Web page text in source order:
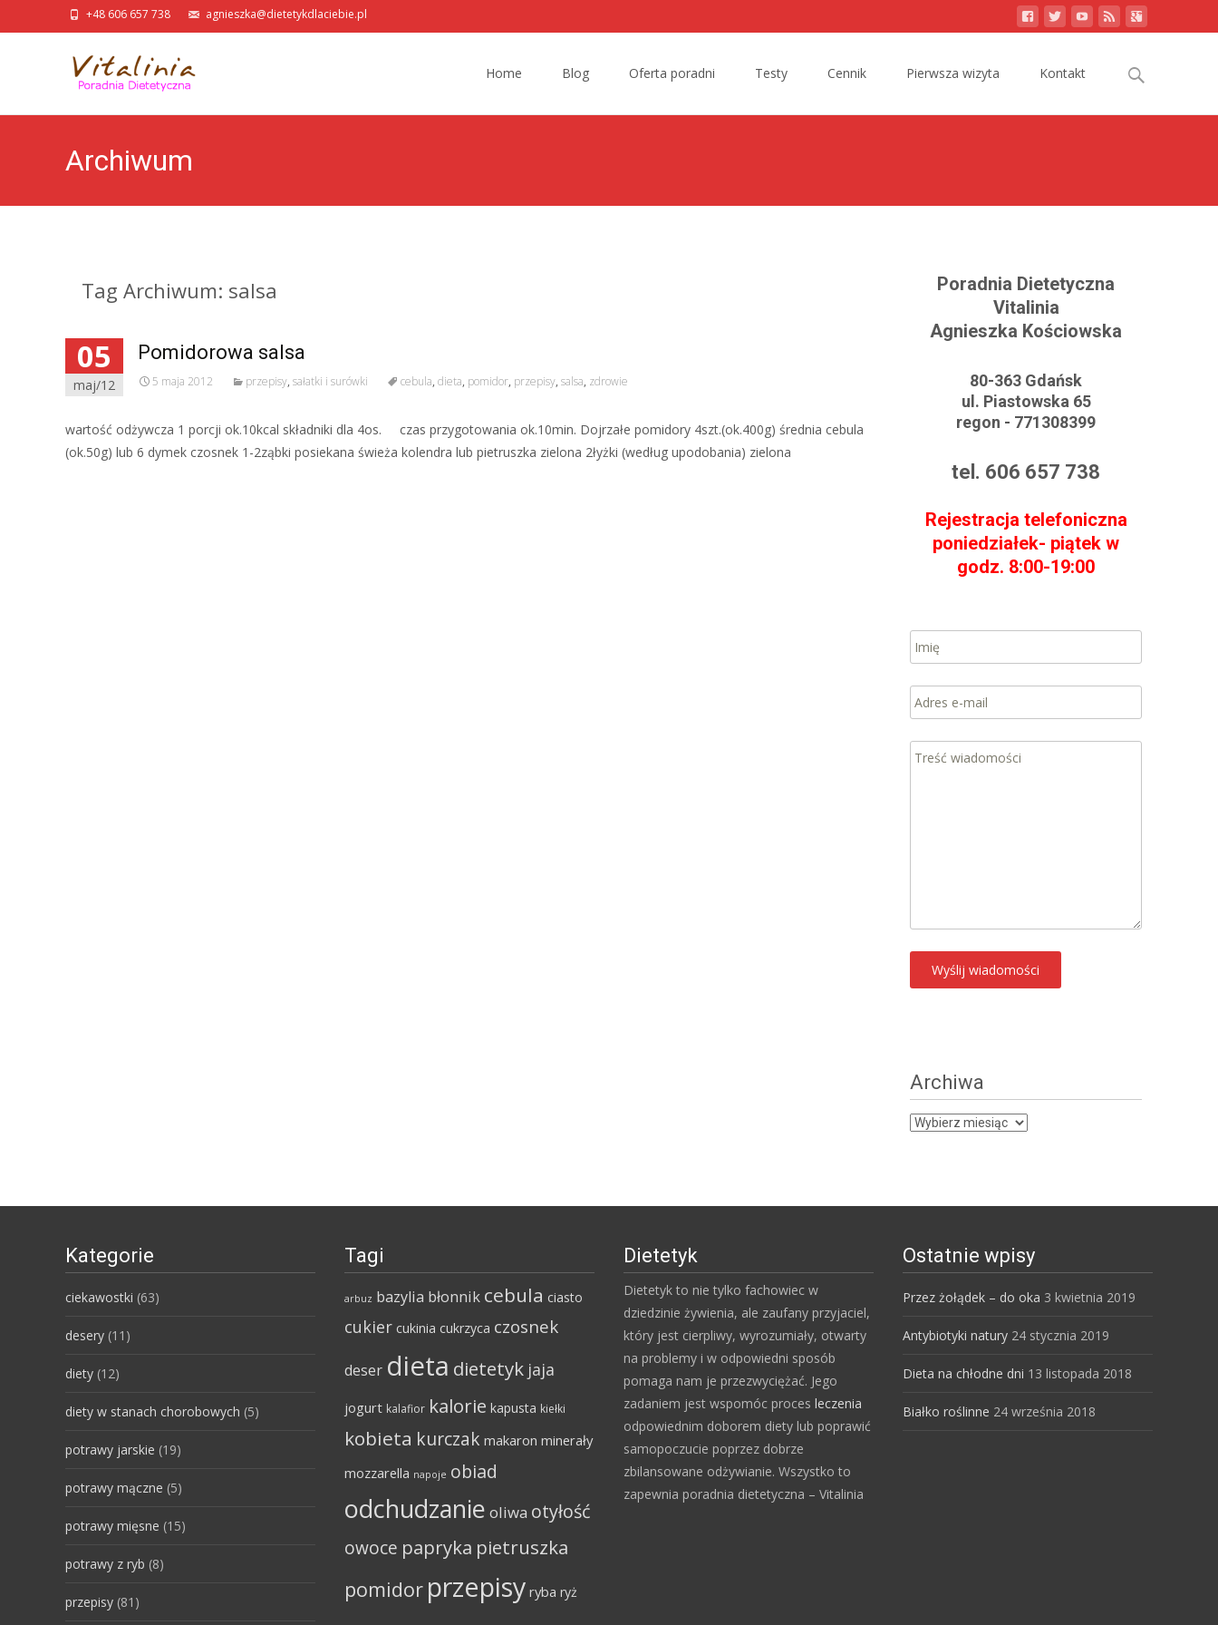
+48 606 657 738 agnieszka@dietetykdlaciebie.pl
Home
Blog Oferta poradni Testy Cennik Pierwsza wizyta Kontakt
Search
Archiwum
Tag Archiwum: salsa
05
maj/12
Pomidorowa salsa
5 maja 2012 przepisy, sałatki i surówki cebula, dieta, pomidor, przepisy, salsa, zdrowie
wartość odżywcza 1 porcji ok.10kcal składniki dla 4os. czas przygotowania ok.10min. Dojrzałe pomidory 4szt.(ok.400g) średnia cebula
(ok.50g) lub 6 dymek czosnek 1-2ząbki posiekana świeża kolendra lub pietruszka zielona 2łyżki (według upodobania) zielona
Poradnia Dietetyczna
Vitalinia
Agnieszka Kościowska
80-363 Gdańsk
ul. Piastowska 65
regon - 771308399
tel. 606 657 738
Rejestracja telefoniczna
poniedziałek- piątek w
godz. 8:00-19:00
Archiwa
Archiwa
Kategorie
ciekawostki (63)
desery (11)
diety (12)
diety w stanach chorobowych (5)
potrawy jarskie (19)
potrawy mączne (5)
potrawy mięsne (15)
potrawy z ryb (8)
przepisy (81)
Tagi
arbuz bazylia błonnik cebula ciasto
cukier cukinia cukrzyca czosnek
deser dieta dietetyk jaja
jogurt kalafior kalorie kapusta kiełki
kobieta kurczak makaron minerały
mozzarella napoje obiad
odchudzanie oliwa otyłość
owoce papryka pietruszka
pomidor przepisy ryba ryż
Dietetyk
Dietetyk to nie tylko fachowiec w
dziedzinie żywienia, ale zaufany przyjaciel,
który jest cierpliwy, wyrozumiały, otwarty
na problemy i w odpowiedni sposób
pomaga nam je przezwyciężać. Jego
zadaniem jest wspomóc proces leczenia
odpowiednim doborem diety lub poprawić
samopoczucie poprzez dobrze
zbilansowane odżywianie. Wszystko to
zapewnia poradnia dietetyczna – Vitalinia
Ostatnie wpisy
Przez żołądek – do oka 3 kwietnia 2019
Antybiotyki natury 24 stycznia 2019
Dieta na chłodne dni 13 listopada 2018
Białko roślinne 24 września 2018